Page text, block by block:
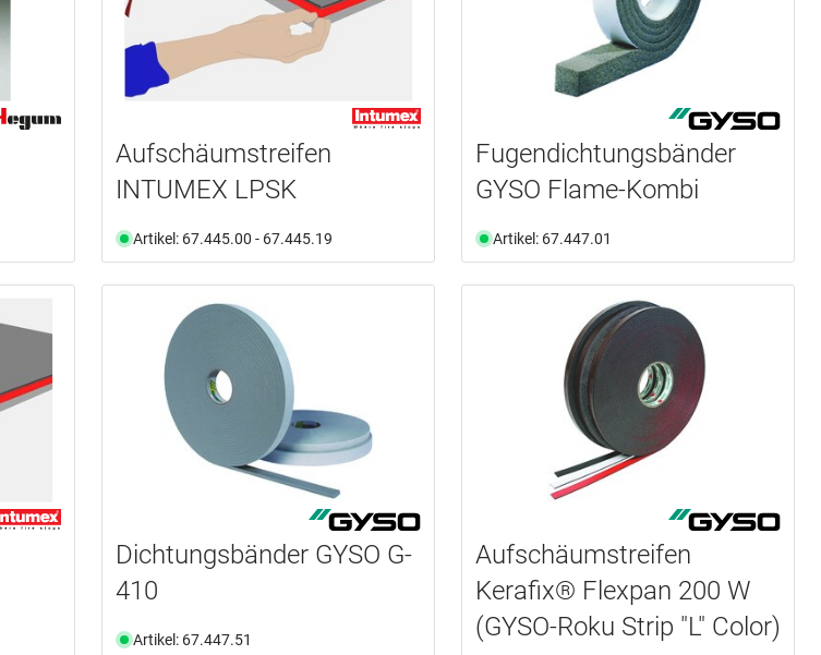
Aufschäumstreifen
INTUMEX LPSK
Artikel: 67.445.00 - 67.445.19
Fugendichtungsbänder
GYSO Flame-Kombi
Artikel: 67.447.01
Dichtungsbänder GYSO G-
410
Artikel: 67.447.51
Aufschäumstreifen
Kerafix® Flexpan 200 W
(GYSO-Roku Strip "L" Color)